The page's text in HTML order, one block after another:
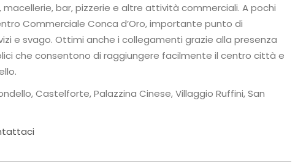
bar, pizzerie e altre attività commerciali. A pochi
Commerciale Conca d’Oro, importante punto di
e svago. Ottimi anche i collegamenti grazie alla presenza
che consentono di raggiungere facilmente il centro città e
Castelforte, Palazzina Cinese, Villaggio Ruffini, San